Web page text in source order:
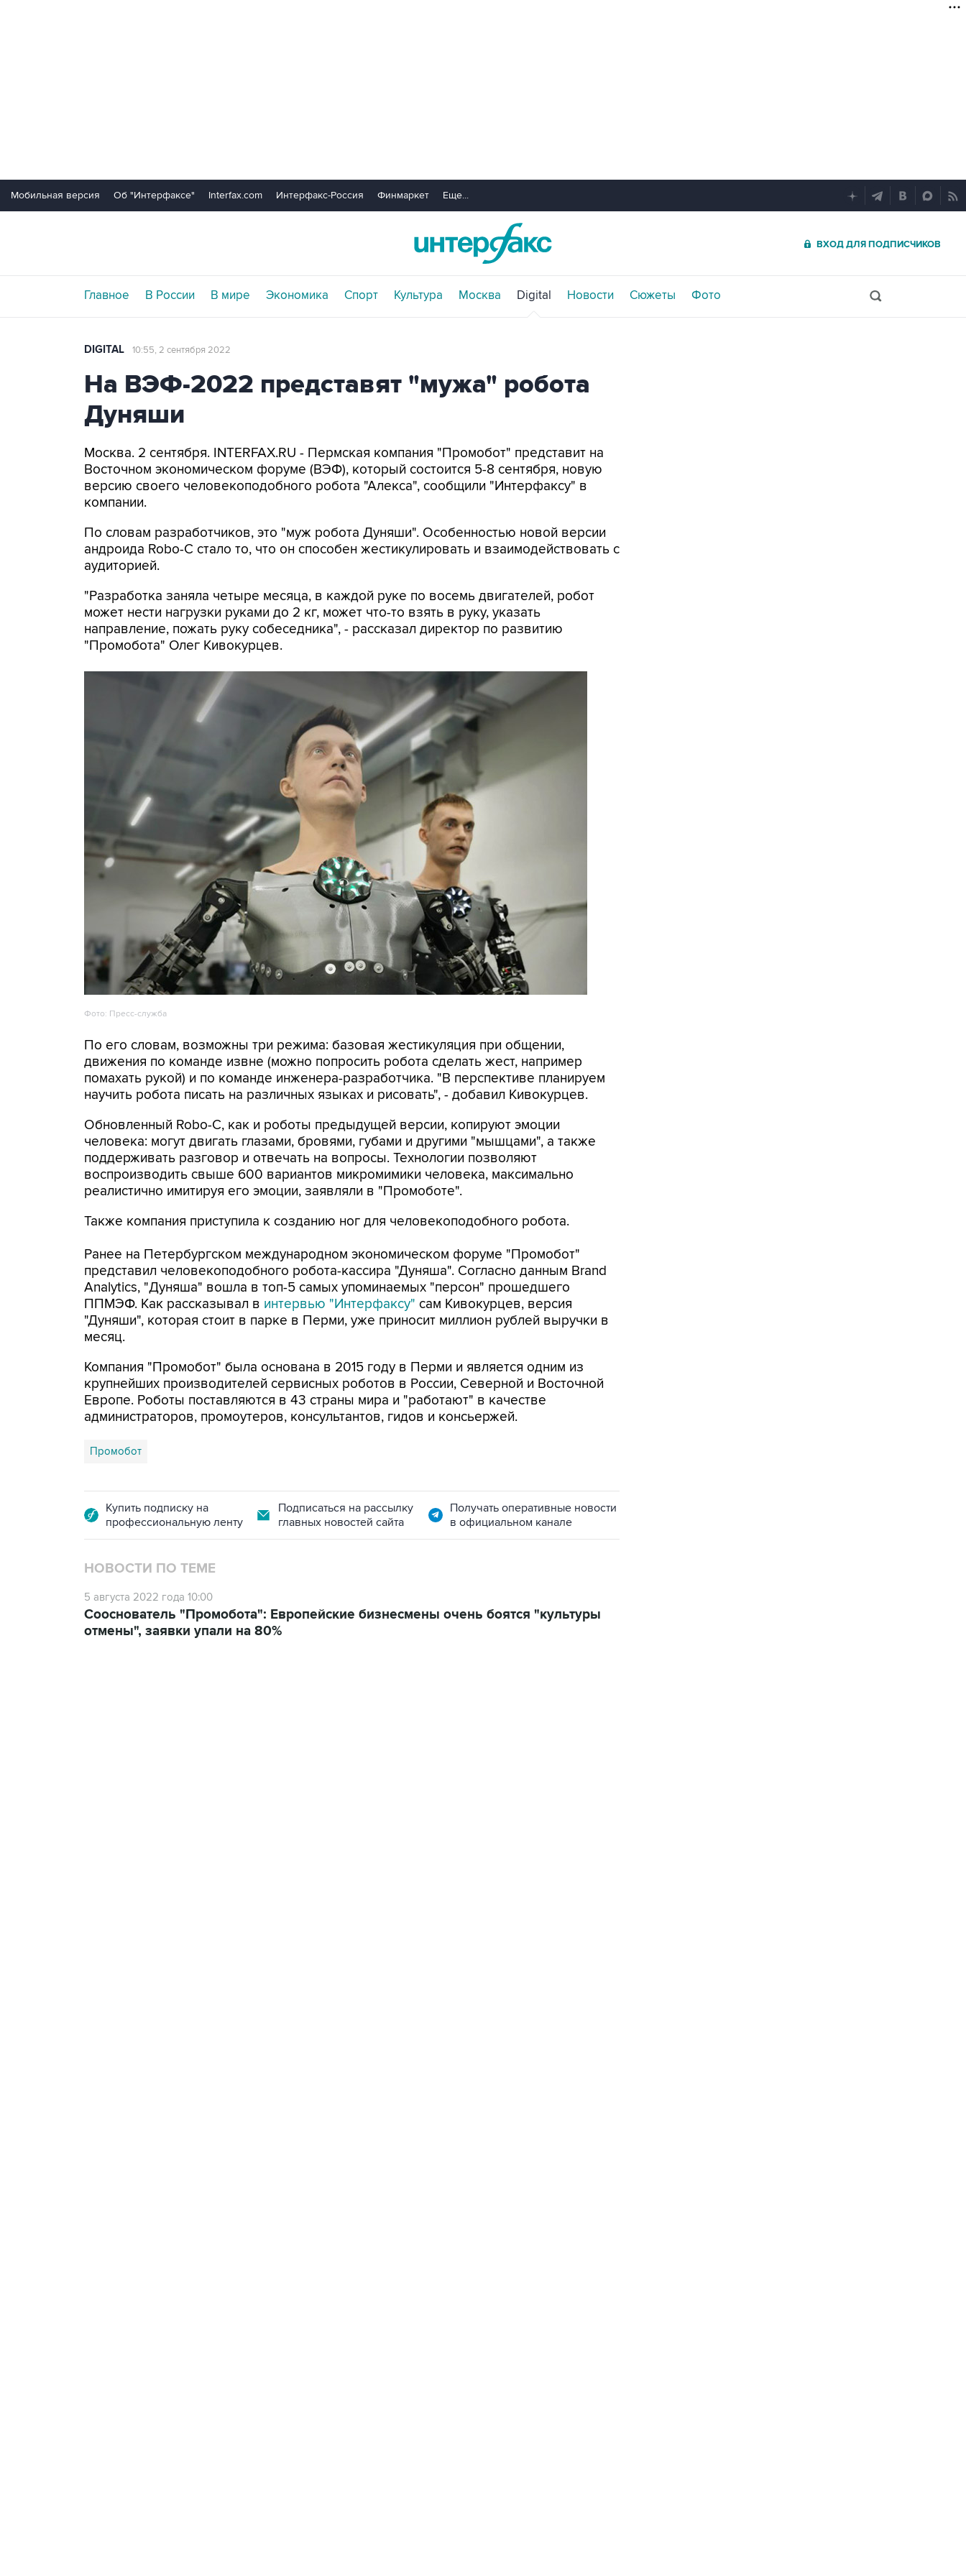
Мобильная версия Об "Интерфаксе" Interfax.com Интерфакс-Россия Финмаркет Еще...
ВХОД ДЛЯ ПОДПИСЧИКОВ
Главное В России В мире Экономика Спорт Культура Москва Digital Новости Сюжеты Фото
DIGITAL 10:55, 2 сентября 2022
На ВЭФ-2022 представят "мужа" робота
Дуняши
Москва. 2 сентября. INTERFAX.RU - Пермская компания "Промобот" представит на
Восточном экономическом форуме (ВЭФ), который состоится 5-8 сентября, новую
версию своего человекоподобного робота "Алекса", сообщили "Интерфаксу" в
компании.
По словам разработчиков, это "муж робота Дуняши". Особенностью новой версии
андроида Robo-C стало то, что он способен жестикулировать и взаимодействовать с
аудиторией.
"Разработка заняла четыре месяца, в каждой руке по восемь двигателей, робот
может нести нагрузки руками до 2 кг, может что-то взять в руку, указать
направление, пожать руку собеседника", - рассказал директор по развитию
"Промобота" Олег Кивокурцев.
Фото: Пресс-служба
По его словам, возможны три режима: базовая жестикуляция при общении,
движения по команде извне (можно попросить робота сделать жест, например
помахать рукой) и по команде инженера-разработчика. "В перспективе планируем
научить робота писать на различных языках и рисовать", - добавил Кивокурцев.
Обновленный Robo-C, как и роботы предыдущей версии, копируют эмоции
человека: могут двигать глазами, бровями, губами и другими "мышцами", а также
поддерживать разговор и отвечать на вопросы. Технологии позволяют
воспроизводить свыше 600 вариантов микромимики человека, максимально
реалистично имитируя его эмоции, заявляли в "Промоботе".
Также компания приступила к созданию ног для человекоподобного робота.
Ранее на Петербургском международном экономическом форуме "Промобот"
представил человекоподобного робота-кассира "Дуняша". Согласно данным Brand
Analytics, "Дуняша" вошла в топ-5 самых упоминаемых "персон" прошедшего
ППМЭФ. Как рассказывал в интервью "Интерфаксу" сам Кивокурцев, версия
"Дуняши", которая стоит в парке в Перми, уже приносит миллион рублей выручки в
месяц.
Компания "Промобот" была основана в 2015 году в Перми и является одним из
крупнейших производителей сервисных роботов в России, Северной и Восточной
Европе. Роботы поставляются в 43 страны мира и "работают" в качестве
администраторов, промоутеров, консультантов, гидов и консьержей.
Промобот
Купить подписку на
профессиональную ленту
Подписаться на рассылку
главных новостей сайта
Получать оперативные новости
в официальном канале
НОВОСТИ ПО ТЕМЕ
5 августа 2022 года 10:00
Сооснователь "Промобота": Европейские бизнесмены очень боятся "культуры
отмены", заявки упали на 80%